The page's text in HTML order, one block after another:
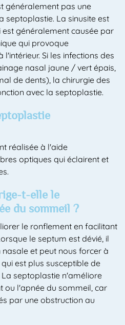
généralement pas une
La sinusite est
est généralement causée par
qui provoque
Si les infections des
nasal jaune / vert épais,
de dents), la chirurgie des
avec la septoplastie.
réalisée à l'aide
optiques qui éclairent et
t-elle le
du sommeil ?
le ronflement en facilitant
le septum est dévié, il
et peut nous forcer à
est plus susceptible de
septoplastie n'améliore
ou l'apnée du sommeil, car
par une obstruction au